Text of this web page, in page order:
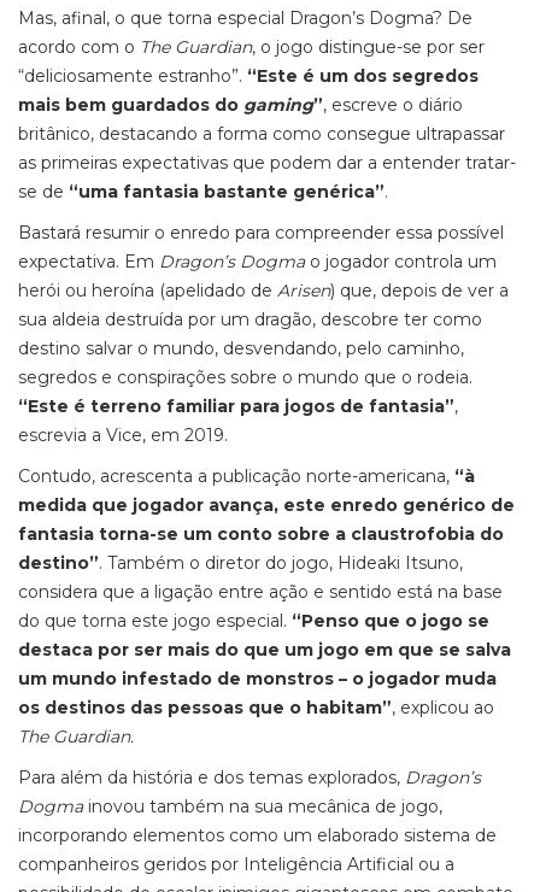
Mas, afinal, o que torna especial Dragon’s Dogma? De
acordo com o The Guardian, o jogo distingue-se por ser
“deliciosamente estranho”. “Este é um dos segredos
mais bem guardados do gaming”, escreve o diário
britânico, destacando a forma como consegue ultrapassar
as primeiras expectativas que podem dar a entender tratar-
se de “uma fantasia bastante genérica”.
Bastará resumir o enredo para compreender essa possível
expectativa. Em Dragon’s Dogmao jogador controla um
herói ou heroína (apelidado de Arisen) que, depois de ver a
sua aldeia destruída por um dragão, descobre ter como
destino salvar o mundo, desvendando, pelo caminho,
segredos e conspirações sobre o mundo que o rodeia.
“Este é terreno familiar para jogos de fantasia”,
escrevia a Vice, em 2019.
Contudo, acrescenta a publicação norte-americana, “à
medida que jogador avança, este enredo genérico de
fantasia torna-se um conto sobre a claustrofobia do
destino”. Também o diretor do jogo, Hideaki Itsuno,
considera que a ligação entre ação e sentido está na base
do que torna este jogo especial. “Penso que o jogo se
destaca por ser mais do que um jogo em que se salva
um mundo infestado de monstros – o jogador muda
os destinos das pessoas que o habitam”, explicou ao
The Guardian.
Para além da história e dos temas explorados, Dragon’s
Dogmainovou também na sua mecânica de jogo,
incorporando elementos como um elaborado sistema de
companheiros geridos por Inteligência Artificial ou a